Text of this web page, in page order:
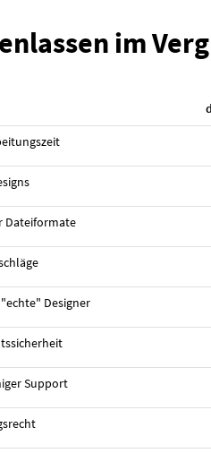
im
Dateiformate
Designer
Support